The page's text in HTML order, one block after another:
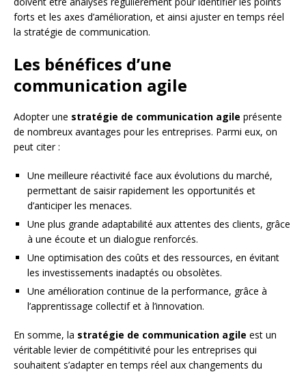
forts et les axes d’amélioration, et ainsi ajuster en temps réel
la stratégie de communication.
Les bénéfices d’une
communication agile
Adopter une stratégie de communication agile présente
de nombreux avantages pour les entreprises. Parmi eux, on
peut citer :
Une meilleure réactivité face aux évolutions du marché,
permettant de saisir rapidement les opportunités et
d’anticiper les menaces.
Une plus grande adaptabilité aux attentes des clients, grâce
à une écoute et un dialogue renforcés.
Une optimisation des coûts et des ressources, en évitant
les investissements inadaptés ou obsolètes.
Une amélioration continue de la performance, grâce à
l’apprentissage collectif et à l’innovation.
En somme, la stratégie de communication agile est un
véritable levier de compétitivité pour les entreprises qui
souhaitent s’adapter en temps réel aux changements du